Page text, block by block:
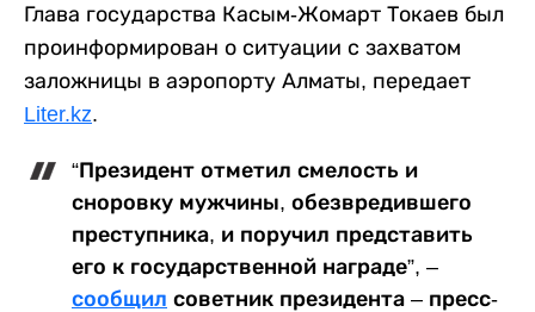
Глава государства Касым-Жомарт Токаев был
проинформирован о ситуации с захватом
заложницы в аэропорту Алматы, передает
Liter.kz.
“Президент отметил смелость и
сноровку мужчины, обезвредившего
преступника, и поручил представить
его к государственной награде”, –
сообщил советник президента – пресс-